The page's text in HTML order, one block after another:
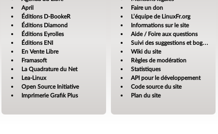
April
Éditions D-BookeR
Éditions Diamond
Éditions Eyrolles
Éditions ENI
En Vente Libre
Framasoft
La Quadrature du Net
Lea-Linux
Open Source Initiative
Imprimerie Grafik Plus
Faire un don
L’équipe de LinuxFr.org
Informations sur le site
Aide / Foire aux questions
Suivi des suggestions et bogues
Wiki du site
Règles de modération
Statistiques
API pour le développement
Code source du site
Plan du site